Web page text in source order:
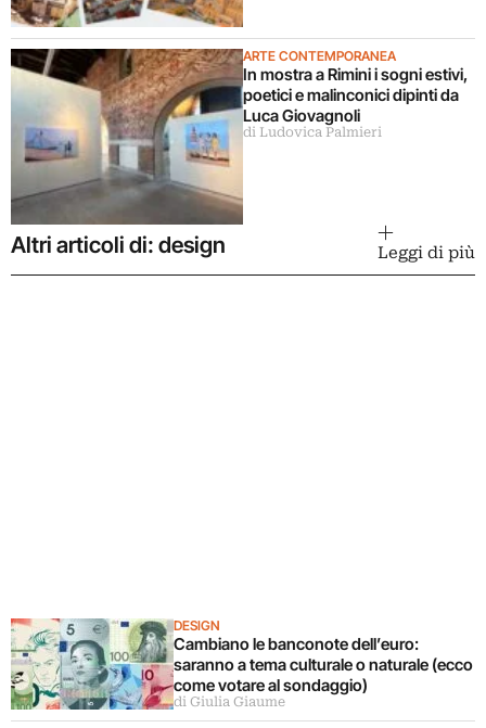
ARTE CONTEMPORANEA
In mostra a Rimini i sogni estivi,
poetici e malinconici dipinti da
Luca Giovagnoli
di Ludovica Palmieri
Altri articoli di: design Leggi di più
DESIGN
Cambiano le banconote dell’euro:
saranno a tema culturale o naturale (ecco
come votare al sondaggio)
di Giulia Giaume